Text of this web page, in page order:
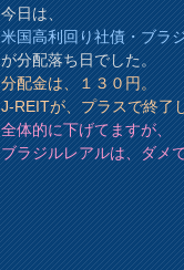
今日は、
米国高利回り社債・ブラ
が分配落ち日でした。
分配金は、１３０円。
J-REITが、プラスで終了
全体的に下げてますが、
ブラジルレアルは、ダメ